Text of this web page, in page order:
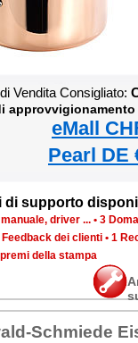
Vendita Consigliato:
approvvigionamento
eMall
Pearl DE
di supporto
driver ... • 3
Feedback dei clienti • 1
della stampa
Schmiede